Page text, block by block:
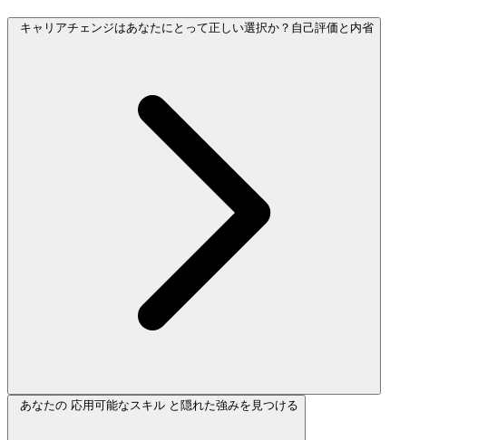
キャリアチェンジはあなたにとって正しい選択か？自己評価と内省
あなたの 応用可能なスキル と隠れた強みを見つける